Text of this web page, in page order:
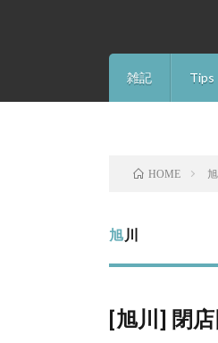
雑記 Tips
HOME
旭川
[旭川] 閉